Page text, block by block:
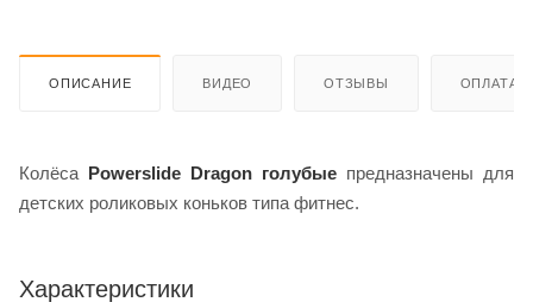
ОПИСАНИЕ ВИДЕО ОТЗЫВЫ ОПЛАТА
Колёса Powerslide Dragon голубые предназначены для
детских роликовых коньков типа фитнес.
Характеристики